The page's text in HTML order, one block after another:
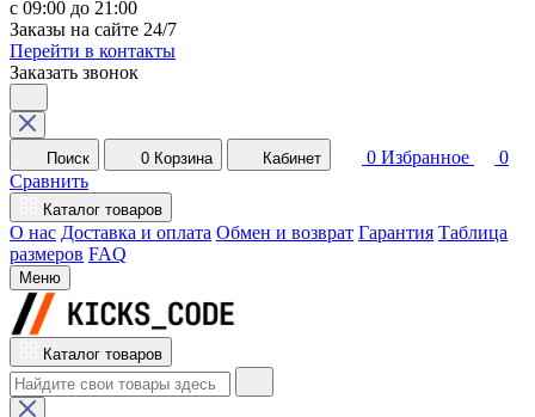
с 09:00 до 21:00
Заказы на сайте 24/7
Перейти в контакты
Заказать звонок
Поиск 0 Корзина Кабинет 0 Избранное
0
Сравнить
Каталог товаров
О нас Доставка и оплата Обмен и возврат Гарантия Таблица
размеров FAQ
Меню
Каталог товаров